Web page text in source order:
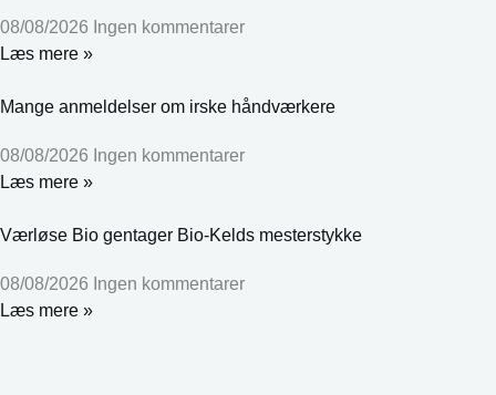
08/08/2026 Ingen kommentarer
Læs mere »
Mange anmeldelser om irske håndværkere
08/08/2026 Ingen kommentarer
Læs mere »
Værløse Bio gentager Bio-Kelds mesterstykke
08/08/2026 Ingen kommentarer
Læs mere »